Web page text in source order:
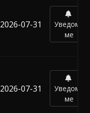
2026-07-31
Уведоми
ме
2026-07-31
Уведоми
ме